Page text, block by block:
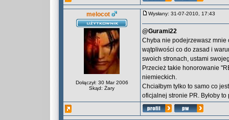
melocot
Dołączył: 30 Mar 2006
Skąd: Żary
Wysłany: 31-07-2010, 17:43
@Gurami22
Chyba nie podejrzewasz mnie
wątpliwości co do zasad i
swoich stronach, ustami
Przecież takie honorowanie
niemieckich.
Chciałbym tylko to samo co
oficjalnej stronie PR. Byłoby